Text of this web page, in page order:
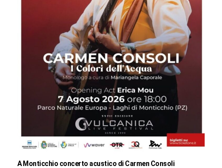
A Monticchio concerto acustico di Carmen Consoli